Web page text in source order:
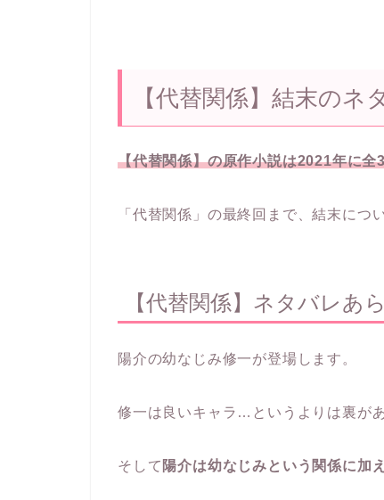
【代替関係】結末の
【代替関係】の原作小説は2021年に全
「代替関係」の最終回まで、結末につ
【代替関係】ネタバレあ
陽介の幼なじみ修一が登場します。
修一は良いキャラ…というよりは裏が
そして 陽介は幼なじみという関係に加